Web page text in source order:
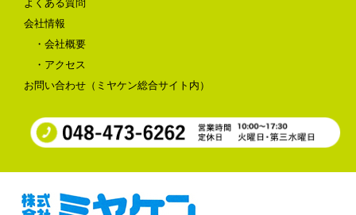
よくある質問
会社情報
・会社概要
・アクセス
お問い合わせ（ミヤケン総合サイト内）